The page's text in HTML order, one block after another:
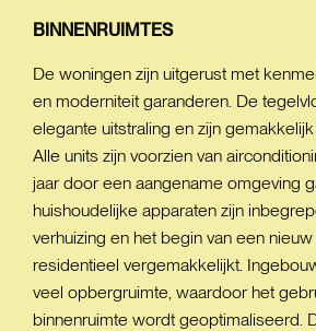
BINNENRUIMTES
De woningen zijn uitgerust met
en moderniteit garanderen. De
elegante uitstraling en zijn
Alle units zijn voorzien van
jaar door een aangename omgeving
huishoudelijke apparaten zijn
verhuizing en het begin van een
residentieel vergemakkelijkt.
veel opbergruimte, waardoor het
binnenruimte wordt geoptimaliseerd.